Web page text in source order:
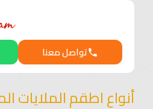
تواصل معنا
أنواع اطقم الملايات